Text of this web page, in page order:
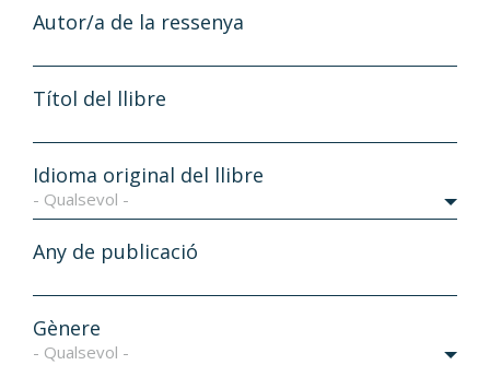
Autor/a de la ressenya
Títol del llibre
Idioma original del llibre
- Qualsevol -
Any de publicació
Gènere
- Qualsevol -